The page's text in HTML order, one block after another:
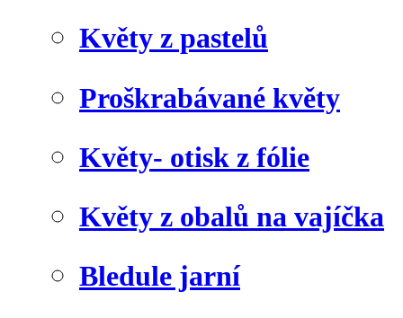
Květy z pastelů
Proškrabávané květy
Květy- otisk z fólie
Květy z obalů na vajíčka
Bledule jarní